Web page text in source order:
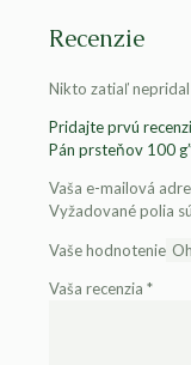
Recenzie
Nikto zatiaľ
Pridajte prvú
Pán prsteňov 100 g”
Vaša e-mailová
Vyžadované polia
Vaše hodnotenie
Vaša recenzia *